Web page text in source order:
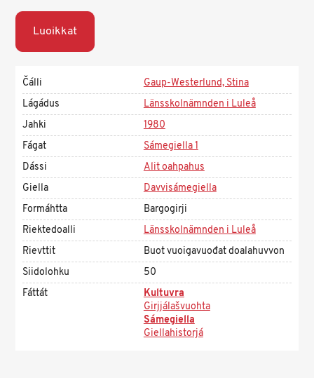
Luoikkat
Čálli
Gaup-Westerlund, Stina
Lágádus
Länsskolnämnden i Luleå
Jahki
1980
Fágat
Sámegiella 1
Dássi
Alit oahpahus
Giella
Davvisámegiella
Formáhtta
Bargogirji
Riektedoalli
Länsskolnämnden i Luleå
Rievttit
Buot vuoigavuođat doalahuvvon
Siidolohku
50
Fáttát
Kultuvra
Girjjálašvuohta
Sámegiella
Giellahistorjá